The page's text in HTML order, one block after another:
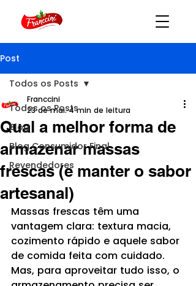
Post
Todos os Posts
Blog
Blog Consumidor Final
Revendedores
Todos os Posts
Qual a melhor forma de
armazenar massas
frescas (e manter o sabor
artesanal)
Franccini
23 de mai.4 min de leitura
Massas frescas têm uma
vantagem clara: textura macia,
cozimento rápido e aquele sabor
de comida feita com cuidado.
Mas, para aproveitar tudo isso, o